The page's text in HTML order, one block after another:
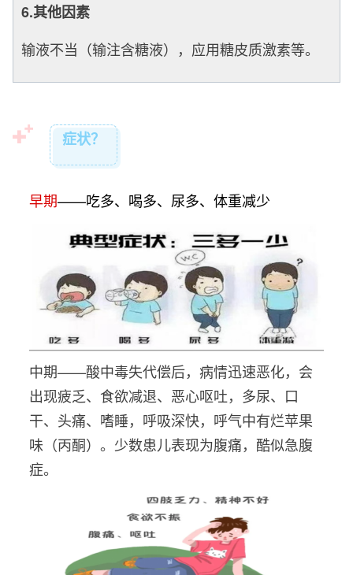
6.其他因素
输液不当（输注含糖液），应用糖皮质激素等。
症状？
早期——吃多、喝多、尿多、体重减少
中期——酸中毒失代偿后，病情迅速恶化，会
出现疲乏、食欲减退、恶心呕吐，多尿、口
干、头痛、嗜睡，呼吸深快，呼气中有烂苹果
味（丙酮）。少数患儿表现为腹痛，酷似急腹
症。